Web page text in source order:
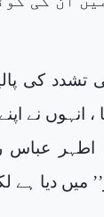
تشدد کی
، انہوں نے
اطہر عباس
میں دیا ہے